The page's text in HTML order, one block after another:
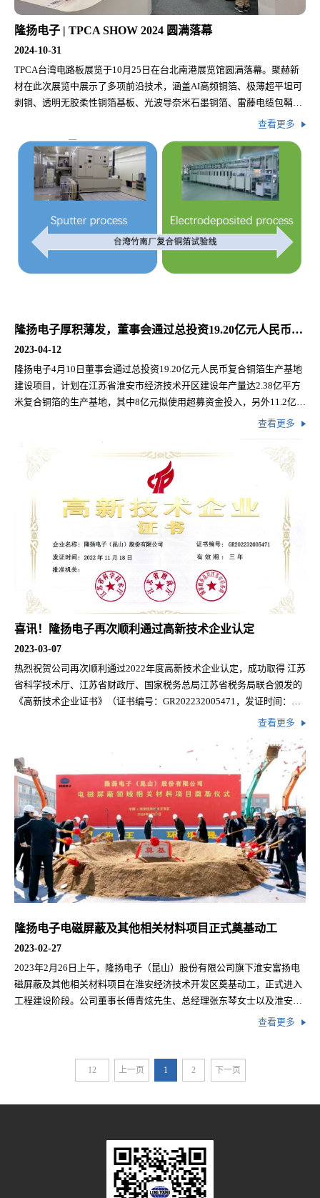
隆扬电子 | TPCA SHOW 2024 圆满落幕
2024-10-31
TPCA台湾电路板展览于10月25日在台北南港展览馆圆满落幕。聚赫新
材在此次展览中展示了多项前沿技术，涵盖AI高频铜箔、极薄超平坦可
剥铜、透明无胶柔性铜箔基板、光波导奈米石墨铜箔、雷藤电缆包鞘膜
查看更多
隆扬电子厚积薄发，董事会通过总投资19.20亿元人民币复合铜箔生产项目
2023-04-12
隆扬电子4月10日董事会通过总投资19.20亿元人民币复合铜箔生产基地
建设项目，计划在江苏省淮安市经济技术开区建设年产量达2.38亿平方
米复合铜箔的生产基地，其中8亿元拟使用超募资金投入，另外11.2亿元
查看更多
喜讯！隆扬电子再次顺利通过高新技术企业认定
2023-03-07
热烈祝贺公司再次顺利通过2022年度高新技术企业认定，成功取得 江苏
省科学技术厅、江苏省财政厅、国家税务总局江苏省税务局联合颁发的
《高新技术企业证书》（证书编号：GR202232005471，发证时间：
查看更多
隆扬电子电磁屏蔽及其他相关材料项目正式奠基动工
2023-02-27
2023年2月26日上午，隆扬电子（昆山）股份有限公司旗下淮安富扬电
磁屏蔽及其他相关材料项目在淮安经济技术开发区奠基动工，正式进入
工程建设阶段。公司董事长傅青炫先生、总经理张东琴女士以及淮安经
济技术开发区党工委书记徐子佳等出席本次动土仪式活动，共同为淮安
查看更多
12 上一页 1 2 下一页